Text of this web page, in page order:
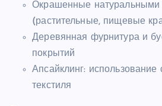
Окрашенные натуральными
(растительные, пищевые
Деревянная фурнитура и
покрытий
Апсайклинг:
текстиля